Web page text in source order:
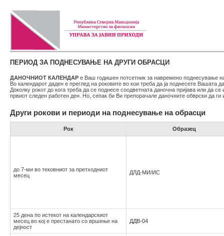
ПЕРИОД ЗА ПОДНЕСУВАЊЕ НА ДРУГИ ОБРАСЦИ
ДАНОЧНИОТ КАЛЕНДАР е Ваш годишен потсетник за навремено поднесување
Во календарот даден е преглед на роковите во кои треба да ја поднесете
Доколку рокот до кога треба да се поднесе соодветната даночна пријава или да
првиот следен работен ден. Но, сепак би Ви препорачале даночните обврски да
Други рокови и периоди на поднесување на обрасци
Рок Образец
до 7-ми во тековниот за претходниот
месец
ДЛД-МИ/ИС
25 дена по истекот на календарскиот
месец во кој е престанато со вршење на
дејност
ДДВ-04